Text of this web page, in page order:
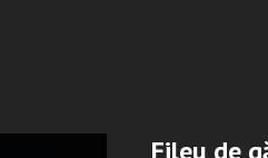
Fileu de